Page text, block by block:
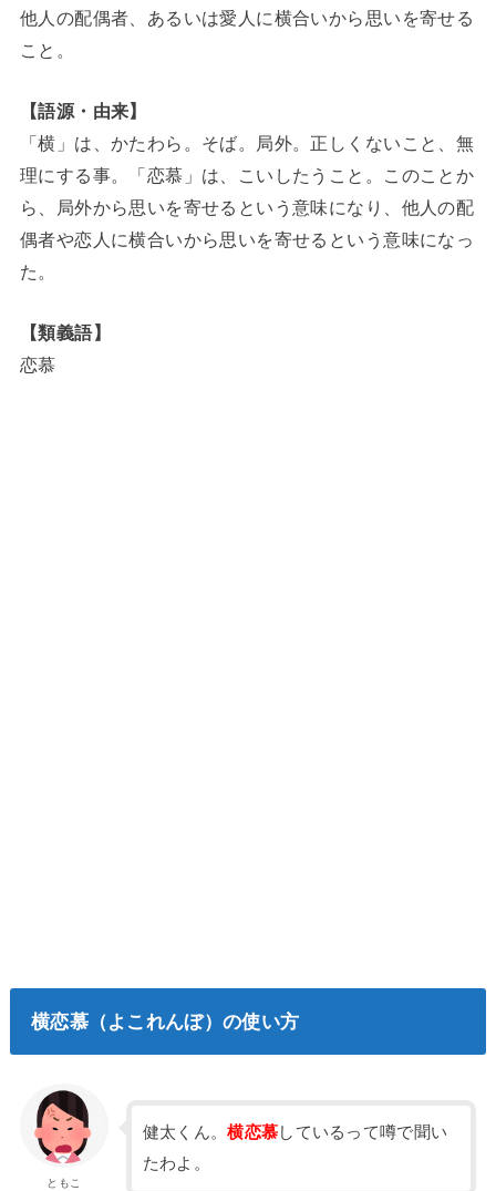
他人の配偶者、あるいは愛人に横合いから思いを寄せる
こと。
【語源・由来】
「横」は、かたわら。そば。局外。正しくないこと、無
理にする事。「恋慕」は、こいしたうこと。このことか
ら、局外から思いを寄せるという意味になり、他人の配
偶者や恋人に横合いから思いを寄せるという意味になっ
た。
【類義語】
恋慕
横恋慕（よこれんぼ）の使い方
ともこ
健太くん。横恋慕しているって噂で聞い
たわよ。